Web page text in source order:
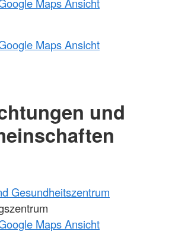
Maps Ansicht
und
Gesundheitszentrum
Maps Ansicht